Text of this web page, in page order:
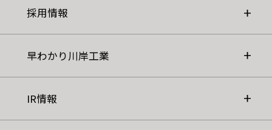
採用情報
早わかり川岸工業
IR情報